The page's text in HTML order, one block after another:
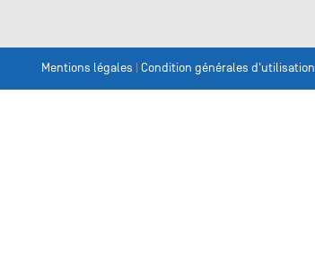
Mentions légales | Condition générales d'utilisation